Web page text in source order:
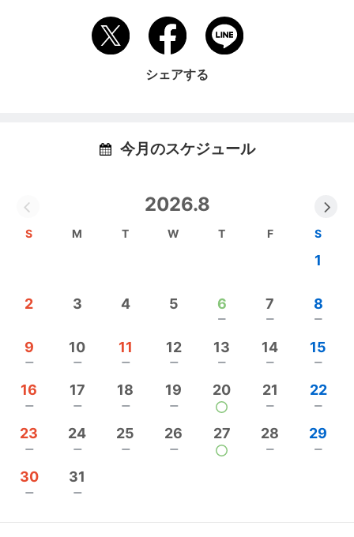
シェアする
今月のスケジュール
2026.8
S M T W T F S
1
2 3 4 5 6
remove
7
remove
8
remove
9
remove
10
remove
11
remove
12
remove
13
remove
14
remove
15
remove
16
remove
17
remove
18
remove
19
remove
20 21
remove
22
remove
23
remove
24
remove
25
remove
26
remove
27 28
remove
29
remove
30
remove
31
remove